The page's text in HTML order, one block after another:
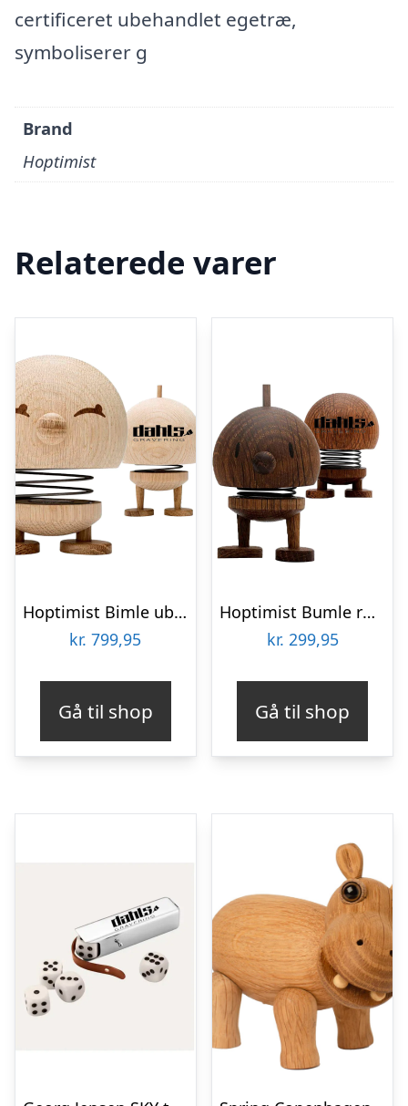
certificeret ubehandlet egetræ,
symboliserer g
Brand
Hoptimist
Relaterede varer
Hoptimist Bimle ubehandlet eg Large Firmagaver med logo
kr. 799,95
Gå til shop
Hoptimist Bumle røget eg small firmagaver med logo
kr. 299,95
Gå til shop